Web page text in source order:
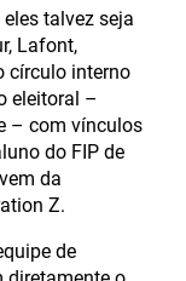
talvez seja
Lafont,
círculo interno
eleitoral –
– com vínculos
do FIP de
da
Z.
de